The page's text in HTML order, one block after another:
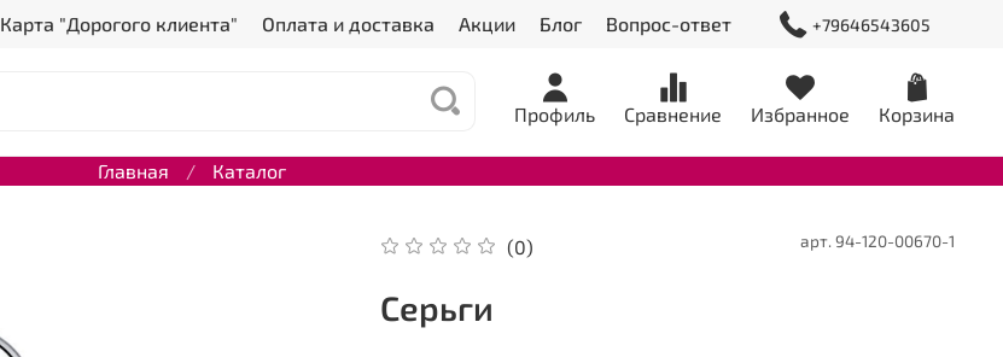
Карта "Дорогого клиента" Оплата и доставка Акции Блог Вопрос-ответ +79646543605
Профиль Сравнение Избранное Корзина
Главная Каталог
(0) арт. 94-120-00670-1
Серьги